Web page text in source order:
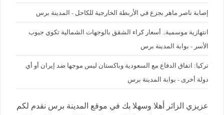
إصابة ناصر ماهر بجزع في الأربطة الخارجية للكاحل - المدينة برس
‪انتهازية موسمية.. أسعار كراء الشقق بالوجهات الشمالية تكوي جيوب
الأسر - بوابة المدينة برس
تركيا: اتفاق الدفاع مع السعودية وباكستان ليس موجها ضد إيران أو أي
دولة أخرى - بوابة المدينة برس
عزيزي الزائر أهلا وسهلا بك في موقع المدينة برس نقدم لكم